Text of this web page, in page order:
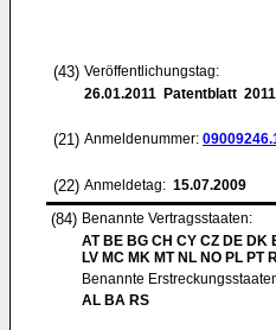
(43) Veröffentlichungstag:
26.01.2011 Patentblatt
(21) Anmeldenummer:
(22) Anmeldetag: 15.07.2009
(84) Benannte Vertragsstaaten:
AT BE BG CH CY CZ DE DK
LV MC MK MT NL NO PL PT
Benannte
AL BA RS